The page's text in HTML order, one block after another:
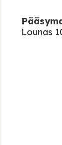
Lounas